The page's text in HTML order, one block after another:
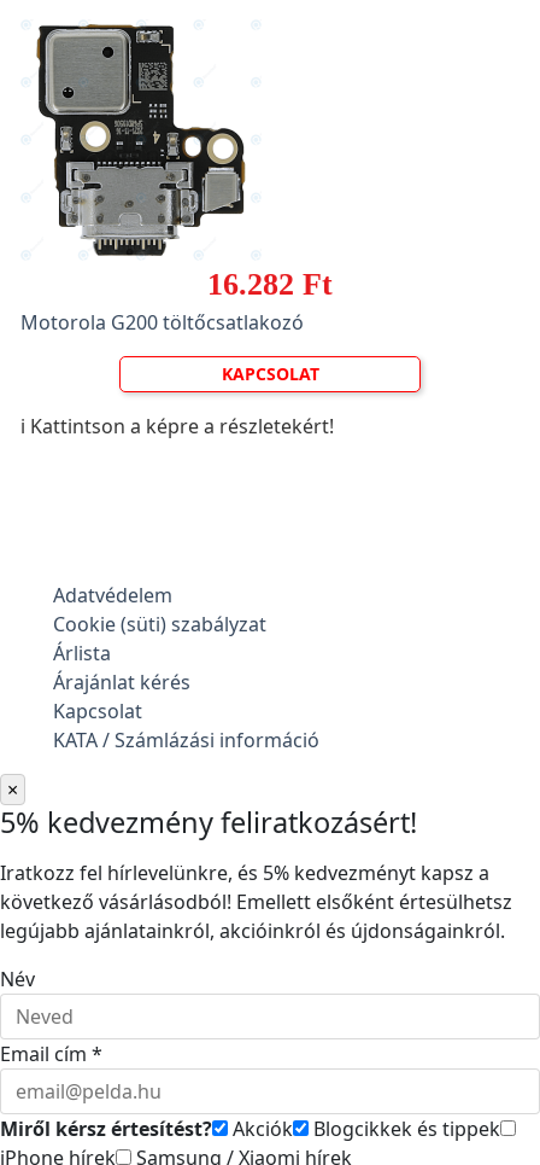
16.282 Ft
Motorola G200 töltőcsatlakozó
KAPCSOLAT
ℹ️ Kattintson a képre a részletekért!
Adatvédelem
Cookie (süti) szabályzat
Árlista
Árajánlat kérés
Kapcsolat
KATA / Számlázási információ
×
5% kedvezmény feliratkozásért!
Iratkozz fel hírlevelünkre, és 5% kedvezményt kapsz a
következő vásárlásodból! Emellett elsőként értesülhetsz
legújabb ajánlatainkról, akcióinkról és újdonságainkról.
Név
Email cím *
Miről kérsz értesítést? Akciók
Blogcikkek és tippek
iPhone hírek
Samsung / Xiaomi hírek